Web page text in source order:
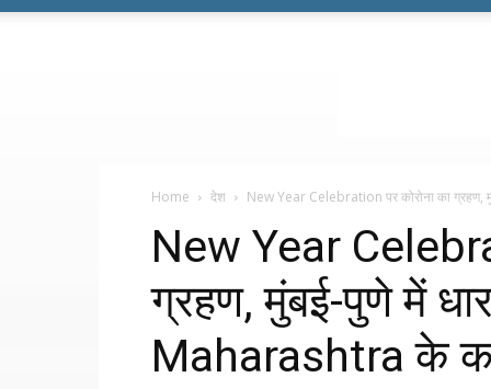
Home देश New Year Celebration पर कोरोना का ग्रहण,
New Year
ग्रहण, मुंबई-पुणे में
Maharashtra के